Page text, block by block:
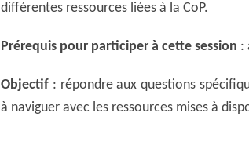
différentes ressources liées à la CoP.
Prérequis pour participer à cette session :
Objectif : répondre aux questions
à naviguer avec les ressources mises à